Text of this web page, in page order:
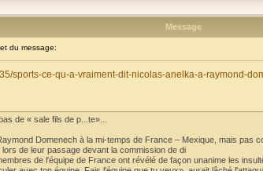
Message
du message:
sports-ce-qu-a-vraiment-dit-nicolas-anelka-a-raymond-
de « sale fils de p...te»...
Domenech à la mi-temps de France – Mexique, mais pas
lors de leur passage devant la commission de di
de l'équipe de France ont révélé de façon unanime les